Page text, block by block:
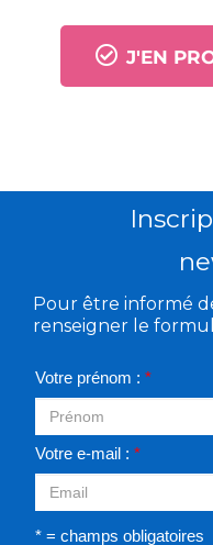
J'EN
Pour être informé
renseigner le
Votre prénom : *
Votre e-mail : *
* = champs obligatoires